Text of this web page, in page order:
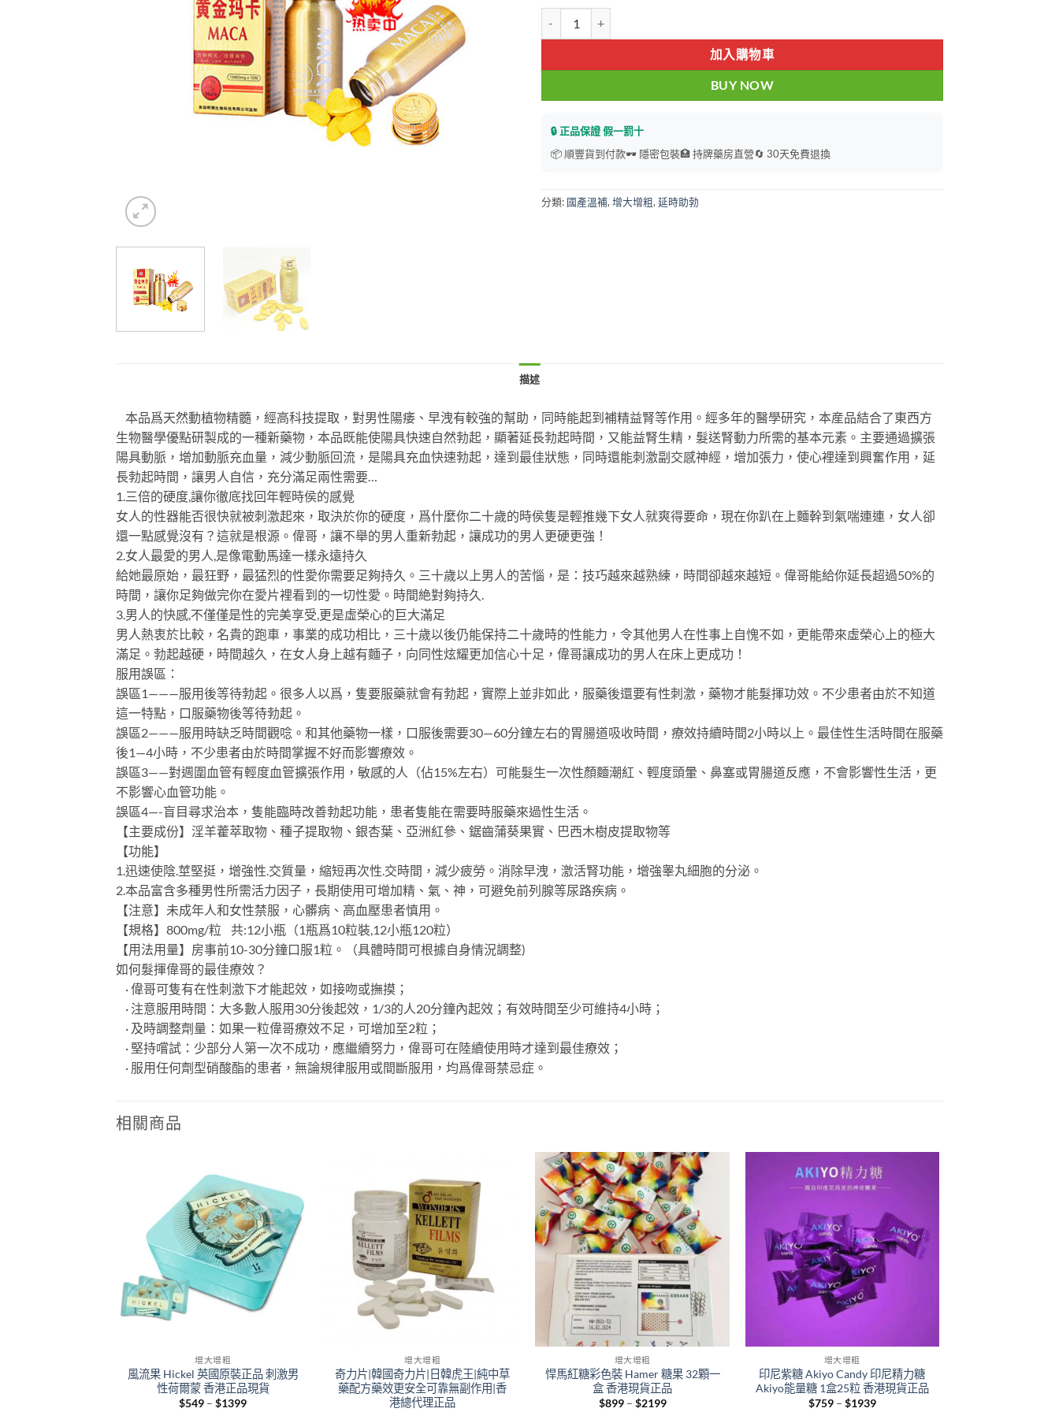
加入購物車
BUY NOW
🔒 正品保證 假一罰十
📦 順豐貨到付款🕶️ 隱密包裝🏥 持牌藥房直營🔄 30天免費退換
分類: 國產溫補, 增大增粗, 延時助勃
描述
本品爲天然動植物精髓，經高科技提取，對男性陽痿、早洩有較強的幫助，同時能起到補精益腎等作用。經多年的醫學研究，本産品結合了東西方
生物醫學優點研製成的一種新藥物，本品既能使陽具快速自然勃起，顯著延長勃起時間，又能益腎生精，髮送腎動力所需的基本元素。主要通過擴張
陽具動脈，增加動脈充血量，減少動脈回流，是陽具充血快速勃起，達到最佳狀態，同時還能刺激副交感神經，增加張力，使心裡達到興奮作用，延
長勃起時間，讓男人自信，充分滿足兩性需要…
1.三倍的硬度,讓你徹底找回年輕時侯的感覺
女人的性器能否很快就被刺激起來，取決於你的硬度，爲什麼你二十歲的時侯隻是輕推幾下女人就爽得要命，現在你趴在上麵幹到氣喘連連，女人卻
還一點感覺沒有？這就是根源。偉哥，讓不舉的男人重新勃起，讓成功的男人更硬更強！
2.女人最愛的男人,是像電動馬達一樣永遠持久
給她最原始，最狂野，最猛烈的性愛你需要足夠持久。三十歲以上男人的苦惱，是：技巧越來越熟練，時間卻越來越短。偉哥能給你延長超過50%的
時間，讓你足夠做完你在愛片裡看到的一切性愛。時間絶對夠持久.
3.男人的快感,不僅僅是性的完美享受,更是虛榮心的巨大滿足
男人熱衷於比較，名貴的跑車，事業的成功相比，三十歲以後仍能保持二十歲時的性能力，令其他男人在性事上自愧不如，更能帶來虛榮心上的極大
滿足。勃起越硬，時間越久，在女人身上越有麵子，向同性炫耀更加信心十足，偉哥讓成功的男人在床上更成功！
服用誤區：
誤區1———服用後等待勃起。很多人以爲，隻要服藥就會有勃起，實際上並非如此，服藥後還要有性刺激，藥物才能髮揮功效。不少患者由於不知道
這一特點，口服藥物後等待勃起。
誤區2———服用時缺乏時間觀唸。和其他藥物一樣，口服後需要30—60分鐘左右的胃腸道吸收時間，療效持續時間2小時以上。最佳性生活時間在服藥
後1—4小時，不少患者由於時間掌握不好而影響療效。
誤區3——對週圍血管有輕度血管擴張作用，敏感的人（佔15%左右）可能髮生一次性顏麵潮紅、輕度頭暈、鼻塞或胃腸道反應，不會影響性生活，更
不影響心血管功能。
誤區4—-盲目尋求治本，隻能臨時改善勃起功能，患者隻能在需要時服藥來過性生活。
【主要成份】淫羊藿萃取物、種子提取物、銀杏葉、亞洲紅參、鋸齒蒲葵果實、巴西木樹皮提取物等
【功能】
1.迅速使陰.莖堅挺，增強性.交質量，縮短再次性.交時間，減少疲勞。消除早洩，激活腎功能，增強睾丸細胞的分泌。
2.本品富含多種男性所需活力因子，長期使用可增加精、氣、神，可避免前列腺等尿路疾病。
【注意】未成年人和女性禁服，心髒病、高血壓患者慎用。
【規格】800mg/粒 共:12小瓶（1瓶爲10粒裝,12小瓶120粒）
【用法用量】房事前10-30分鐘口服1粒。（具體時間可根據自身情況調整)
如何髮揮偉哥的最佳療效？
· 偉哥可隻有在性刺激下才能起效，如接吻或撫摸；
· 注意服用時間：大多數人服用30分後起效，1/3的人20分鐘內起效；有效時間至少可維持4小時；
· 及時調整劑量：如果一粒偉哥療效不足，可增加至2粒；
· 堅持嚐試：少部分人第一次不成功，應繼續努力，偉哥可在陸續使用時才達到最佳療效；
· 服用任何劑型硝酸酯的患者，無論規律服用或間斷服用，均爲偉哥禁忌症。
相關商品
增大增粗
風流果 Hickel 英國原裝正品 刺激男
性荷爾蒙 香港正品現貨
$549 – $1399Price
增大增粗
奇力片|韓國奇力片|日韓虎王|純中草
藥配方藥效更安全可靠無副作用|香
港總代理正品
增大增粗
悍馬紅糖彩色裝 Hamer 糖果 32顆一
盒 香港現貨正品
$899 – $2199Price
增大增粗
印尼紫糖 Akiyo Candy 印尼精力糖
Akiyo能量糖 1盒25粒 香港現貨正品
$759 – $1939Price